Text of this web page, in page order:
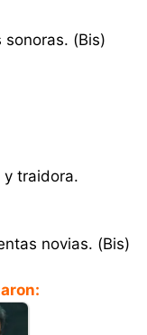
(Bis)
y traidora.
novias. (Bis)